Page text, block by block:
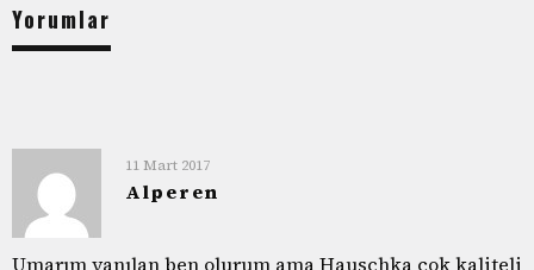
Yorumlar
11 Mart 2017
Alperen
Umarım yanılan ben olurum ama Hauschka çok kaliteli